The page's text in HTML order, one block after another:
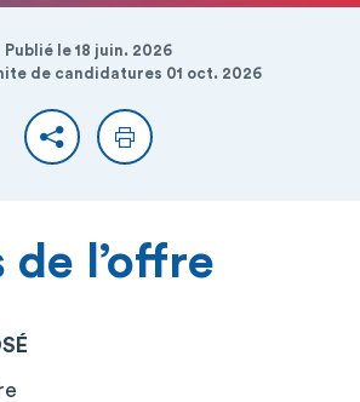
Publié le 18 juin. 2026
de candidatures 01 oct. 2026
PartagerImprimer
de l’offre